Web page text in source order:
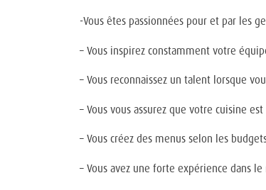
-Vous êtes passionnées pour et par les
– Vous inspirez constamment votre
– Vous reconnaissez un talent lorsque
– Vous vous assurez que votre cuisine
– Vous créez des menus selon les
– Vous avez une forte expérience dans